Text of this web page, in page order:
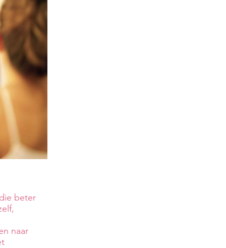
beter
naar